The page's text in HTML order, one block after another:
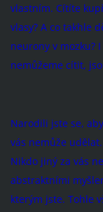
vlastním. Cítíte
vlasy? A co takhle
neurony v mozku?
nemůžeme cítit,
Narodili jste se,
vás nemůže
Nikdo jiný za vás
abstraktními
kterým jste. Tohle